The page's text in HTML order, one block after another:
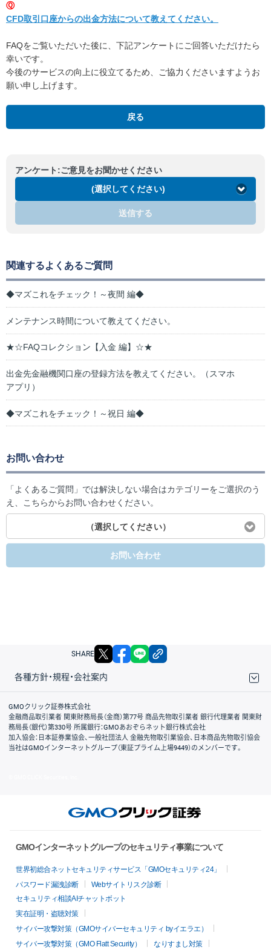
Ⓠ
CFD取引口座からの出金方法について教えてください。
FAQをご覧いただいた後に、下記アンケートにご回答いただけたら
幸いです。
今後のサービスの向上に役立てるため、ご協力くださいますようお
願い申し上げます。
戻る
アンケート:ご意見をお聞かせください
(選択してください)
送信する
関連するよくあるご質問
◆マズこれをチェック！～夜間 編◆
メンテナンス時間について教えてください。
★☆FAQコレクション【入金 編】☆★
出金先金融機関口座の登録方法を教えてください。（スマホ
アプリ）
◆マズこれをチェック！～祝日 編◆
お問い合わせ
「よくあるご質問」では解決しない場合はカテゴリーをご選択のう
え、こちらからお問い合わせください。
（選択してください）
お問い合わせ
SHARE X facebook
各種方針・規程・会社案内
取引規程・約款
サイトマップ
その他のご案内
個人情報保護方針
最良執行方針
サイトのご利用について
ディスクレイマー
信託保全
リスク説明
会社案内
GMOクリック証券株式会社
金融商品取引業者 関東財務局長（金商）第77号 商品先物取引業者 銀行代理業者 関東財
務局長（銀代）第330号 所属銀行：GMOあおぞらネット銀行株式会社
加入協会：日本証券業協会、一般社団法人 金融先物取引業協会、日本商品先物取引協会
当社はGMOインターネットグループ（東証プライム上場9449）のメンバーです。
GMOインターネットグループのセキュリティ事業について
世界初総合ネットセキュリティサービス「GMOセキュリティ24」
パスワード漏洩診断
Webサイトリスク診断
セキュリティ相談AIチャットボット
実在証明・盗聴対策
サイバー攻撃対策（GMOサイバーセキュリティ byイエラエ）
サイバー攻撃対策（GMO Flatt Security）
なりすまし対策